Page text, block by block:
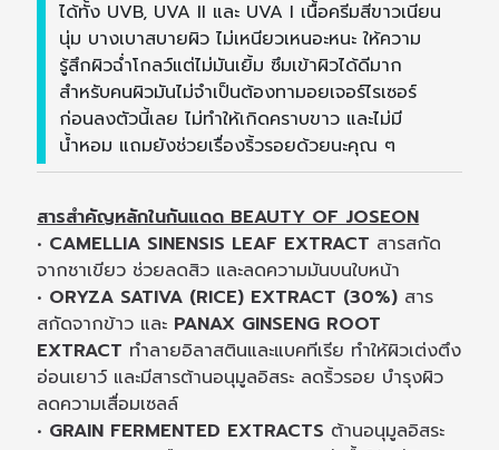
ได้ทั้ง UVB, UVA II และ UVA I เนื้อครีมสีขาวเนียน
นุ่ม บางเบาสบายผิว ไม่เหนียวเหนอะหนะ ให้ความ
รู้สึกผิวฉ่ำโกลว์แต่ไม่มันเยิ้ม ซึมเข้าผิวได้ดีมาก
สำหรับคนผิวมันไม่จำเป็นต้องทามอยเจอร์ไรเซอร์
ก่อนลงตัวนี้เลย ไม่ทำให้เกิดคราบขาว และไม่มี
น้ำหอม แถมยังช่วยเรื่องริ้วรอยด้วยนะคุณ ๆ
สารสำคัญหลักในกันแดด BEAUTY OF JOSEON
• CAMELLIA SINENSIS LEAF EXTRACT สารสกัด
จากชาเขียว ช่วยลดสิว และลดความมันบนใบหน้า
• ORYZA SATIVA (RICE) EXTRACT (30%) สาร
สกัดจากข้าว และ PANAX GINSENG ROOT
EXTRACT ทำลายอิลาสตินและแบคทีเรีย ทำให้ผิวเต่งตึง
อ่อนเยาว์ และมีสารต้านอนุมูลอิสระ ลดริ้วรอย บำรุงผิว
ลดความเสื่อมเซลล์
• GRAIN FERMENTED EXTRACTS ต้านอนุมูลอิสระ